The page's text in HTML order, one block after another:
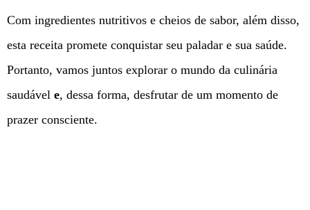
Com ingredientes nutritivos e cheios de sabor, além disso,
esta receita promete conquistar seu paladar e sua saúde.
Portanto, vamos juntos explorar o mundo da culinária
saudável e, dessa forma, desfrutar de um momento de
prazer consciente.